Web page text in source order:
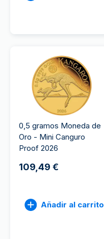
0,5 gramos Moneda de
Oro - Mini Canguro
Proof 2026
109,49 €
Añadir al carrito